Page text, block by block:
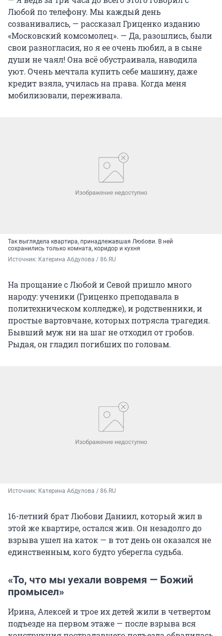
Любой по телефону. Мы каждый день
созванивались, — рассказал Гриценко изданию
«Московский комсомолец». — Да, разошлись, были
свои разногласия, но я ее очень любил, а в сыне
души не чаял! Она всё обустраивала, наводила
уют. Очень мечтала купить себе машину, даже
кредит взяла, училась на права. Когда меня
мобилизовали, переживала.
Так выглядела квартира, принадлежавшая Любови. В ней
сохранились только комната, коридор и кухня
Источник: Катерина Абдулова / 86.RU
На прощание с Любой и Севой пришло много
народу: ученики (Гриценко преподавала в
политехническом колледже), и родственники, и
простые вартовчане, которых потрясла трагедия.
Бывший муж ни на шаг не отходил от гробов.
Рыдая, он гладил погибших по головам.
Источник: Катерина Абдулова / 86.RU
16-летний брат Любови Даниил, который жил в
этой же квартире, остался жив. Он незадолго до
взрыва ушел на каток — в тот день он оказался не
единственным, кого будто уберегла судьба.
«То, что мы уехали вовремя — Божий
промысел»
Ирина, Алексей и трое их детей жили в четвертом
подъезде на первом этаже — после взрыва вся